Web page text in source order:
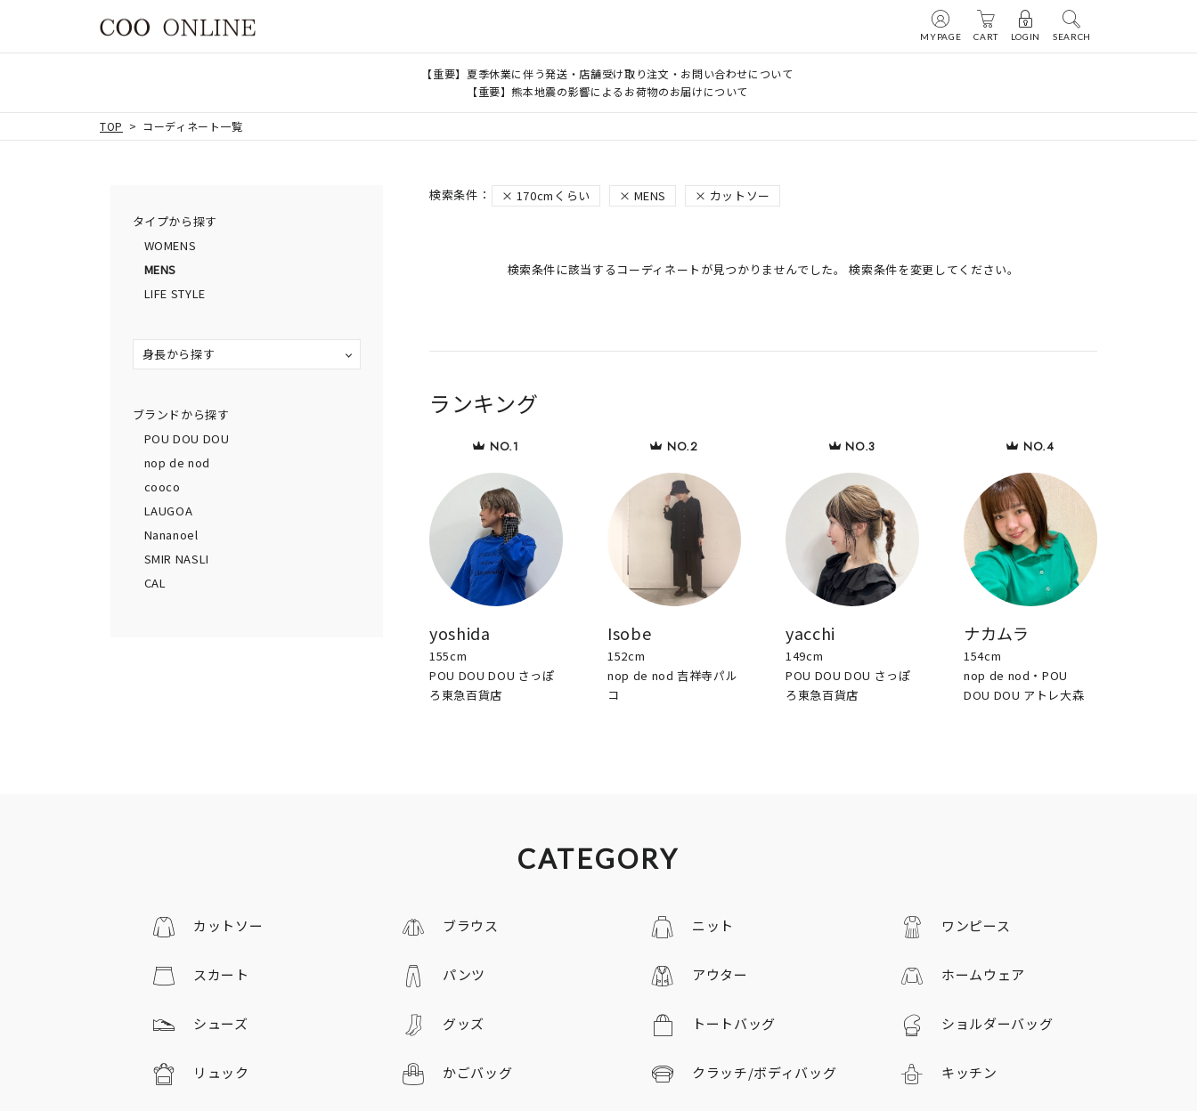
MYPAGE CART LOGIN SEARCH
【重要】夏季休業に伴う発送・店舗受け取り注文・お問い合わせについて
【重要】熊本地震の影響によるお荷物のお届けについて
TOP コーディネート一覧
タイプから探す
WOMENS
MENS
LIFE STYLE
身長から探す
ブランドから探す
POU DOU DOU
nop de nod
cooco
LAUGOA
Nananoel
SMIR NASLI
CAL
170cmくらい MENS カットソー
検索条件に該当するコーディネートが見つかりませんでした。 検索条件を変更してください。
ランキング
yoshida
155cm
POU DOU DOU さっぽ
ろ東急百貨店
Isobe
152cm
nop de nod 吉祥寺パル
コ
yacchi
149cm
POU DOU DOU さっぽ
ろ東急百貨店
ナカムラ
154cm
nop de nod・POU
DOU DOU アトレ大森
CATEGORY
カットソー ブラウス ニット ワンピース
スカート パンツ アウター ホームウェア
シューズ グッズ トートバッグ ショルダーバッグ
リュック かごバッグ クラッチ/ボディバッグ キッチン